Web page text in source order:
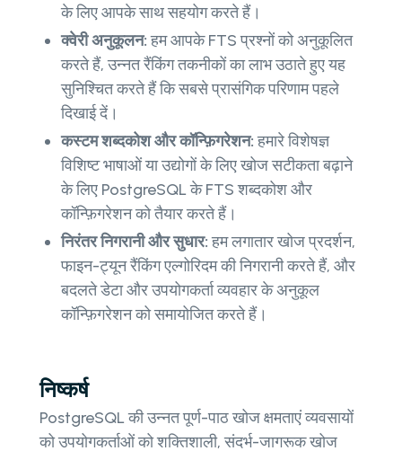
के लिए आपके साथ सहयोग करते हैं।
क्वेरी अनुकूलन:हम आपके FTS प्रश्नों को अनुकूलित
करते हैं, उन्नत रैंकिंग तकनीकों का लाभ उठाते हुए यह
सुनिश्चित करते हैं कि सबसे प्रासंगिक परिणाम पहले
दिखाई दें।
कस्टम शब्दकोश और कॉन्फ़िगरेशन:हमारे विशेषज्ञ
विशिष्ट भाषाओं या उद्योगों के लिए खोज सटीकता बढ़ाने
के लिए PostgreSQL के FTS शब्दकोश और
कॉन्फ़िगरेशन को तैयार करते हैं।
निरंतर निगरानी और सुधार:हम लगातार खोज प्रदर्शन,
फाइन-ट्यून रैंकिंग एल्गोरिदम की निगरानी करते हैं, और
बदलते डेटा और उपयोगकर्ता व्यवहार के अनुकूल
कॉन्फ़िगरेशन को समायोजित करते हैं।
निष्कर्ष
PostgreSQL की उन्नत पूर्ण-पाठ खोज क्षमताएं व्यवसायों
को उपयोगकर्ताओं को शक्तिशाली, संदर्भ-जागरूक खोज